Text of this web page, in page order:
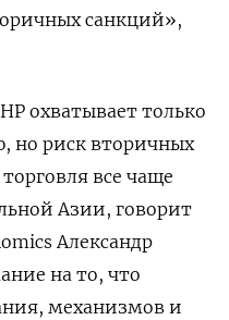
санкций»,
охватывает только
но риск вторичных
все чаще
Азии, говорит
Александр
на то, что
механизмов и